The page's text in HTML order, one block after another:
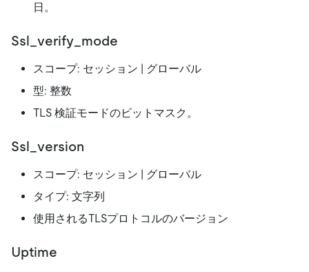
日。
Ssl_verify_mode
スコープ: セッション | グローバル
型: 整数
TLS 検証モードのビットマスク。
Ssl_version
スコープ: セッション | グローバル
タイプ: 文字列
使用されるTLSプロトコルのバージョン
Uptime